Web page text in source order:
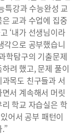
특강과 수능완성 교
교과 수업에 집중
‘내가 선생님이라
각으로 공부했습니
학탐구의 기출문제
려 했고, 문제 풀이
목도 친구들과 서
서 계속해서 머릿
학교 자습실은 학
어서 공부 패턴이